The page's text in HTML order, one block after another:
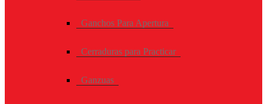
Ganchos Para Apertura
Cerraduras para Practicar
Ganzuas